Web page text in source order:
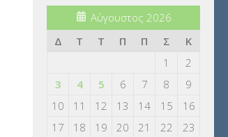
Αύγουστος 2026
Δ
Τ Τ Π Π Σ
Κ
1
2
3
4 5 6 7 8
9
10
11 12 13 14 15
16
17
18 19 20 21 22 23